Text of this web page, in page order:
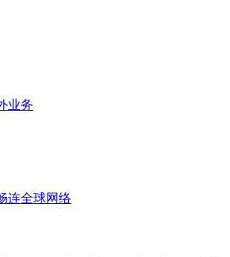
业务
连全球网络